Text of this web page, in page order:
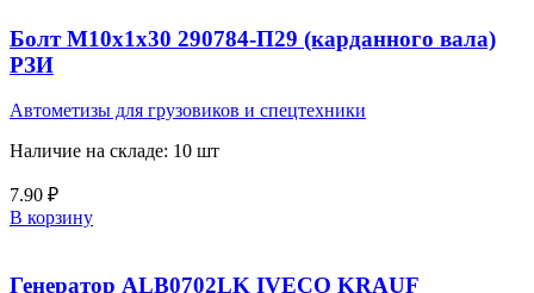
Болт М10х1х30 290784-П29 (карданного вала)
РЗИ
Автометизы для грузовиков и спецтехники
Наличие на складе: 10 шт
7.90 ₽
В корзину
Генератор ALB0702LK IVECO KRAUF